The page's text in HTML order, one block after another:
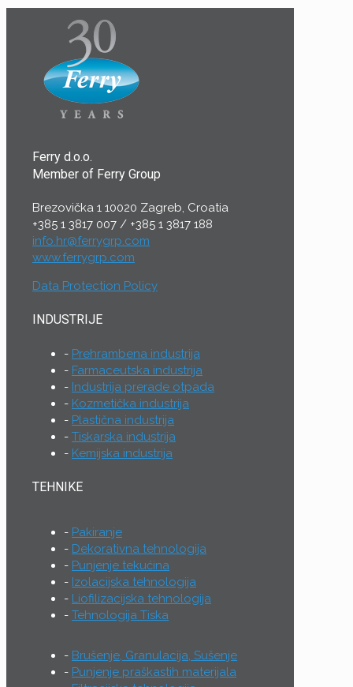
Ferry d.o.o.
Member of Ferry Group
Brezovička 1 10020 Zagreb, Croatia
+385 1 3817 007 / +385 1 3817 188
info.hr@ferrygrp.com
www.ferrygrp.com
Data Protection Policy
INDUSTRIJE
Prehrambena industrija
Farmaceutska industrija
Industrija prerade otpada
Kozmetička industrija
Plastična industrija
Tiskarska industrija
Kemijska industrija
TEHNIKE
Pakiranje
Dekorativna tehnologija
Punjenje tekućina
Izolacijska tehnologija
Liofilizacijska tehnologija
Tehnologija Tiska
Brušenje, Granulacija, Sušenje
Punjenje praškastih materijala